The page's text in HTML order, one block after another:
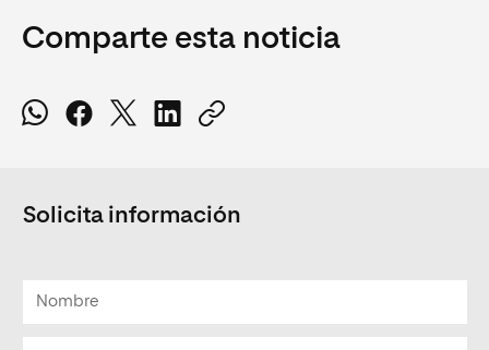
Comparte esta noticia
Solicita información